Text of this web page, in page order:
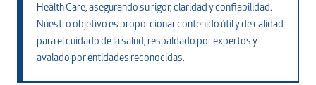
Health Care, asegurando su rigor, claridad y confiabilidad.
Nuestro objetivo es proporcionar contenido útil y de calidad
para el cuidado de la salud, respaldado por expertos y
avalado por entidades reconocidas.